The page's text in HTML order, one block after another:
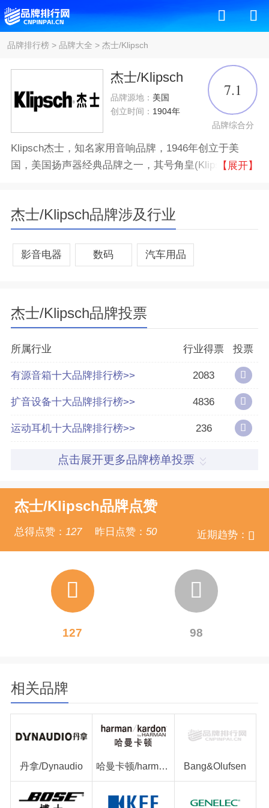
品牌排行榜> 品牌大全 > 杰士/Klipsch
杰士/Klipsch
品牌源地： 美国
创立时间： 1904年
7.1
品牌综合分
Klipsch杰士，知名家用音响品牌，1946年创立于美
国，美国扬声器经典品牌之一，其号角皇(Klipschorn)
所属公司
好评率 56%
10个
得票数 32300
【展开】
杰士/Klipsch品牌涉及行业
影音电器 数码 汽车用品
杰士/Klipsch品牌投票
所属行业 行业得票 投票
有源音箱十大品牌排行榜>> 2083
扩音设备十大品牌排行榜>> 4836
运动耳机十大品牌排行榜>> 236
点击展开更多品牌榜单投票
杰士/Klipsch品牌点赞
近期趋势：
总得点赞： 127 昨日点赞： 50
127 98
相关品牌
丹拿/Dynaudio 哈曼卡顿/harman kardon Bang&Olufsen